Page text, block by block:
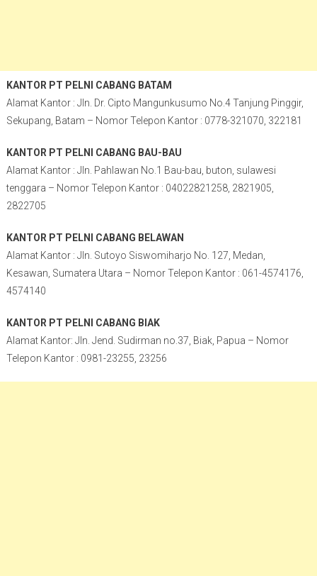
KANTOR PT PELNI CABANG BATAM
Alamat Kantor : Jln. Dr. Cipto Mangunkusumo No.4 Tanjung Pinggir,
Sekupang, Batam – Nomor Telepon Kantor : 0778-321070, 322181
KANTOR PT PELNI CABANG BAU-BAU
Alamat Kantor : Jln. Pahlawan No.1 Bau-bau, buton, sulawesi
tenggara – Nomor Telepon Kantor : 04022821258, 2821905,
2822705
KANTOR PT PELNI CABANG BELAWAN
Alamat Kantor : Jln. Sutoyo Siswomiharjo No. 127, Medan,
Kesawan, Sumatera Utara – Nomor Telepon Kantor : 061-4574176,
4574140
KANTOR PT PELNI CABANG BIAK
Alamat Kantor: Jln. Jend. Sudirman no.37, Biak, Papua – Nomor
Telepon Kantor : 0981-23255, 23256